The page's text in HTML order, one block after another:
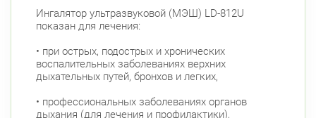
Московский район
Авиационная улица, д. 7
Парк Победы Электросила
Невский район
ул. Чудновского, д. 19 (Российский пр., д. 7)
Круглосуточно
Ингалятор ультразвуковой (МЭШ) LD-812U
показан для лечения:
• при острых, подострых и хронических
воспалительных заболеваниях верхних
дыхательных путей, бронхов и легких,
• профессиональных заболеваниях органов
дыхания (для лечения и профилактики),